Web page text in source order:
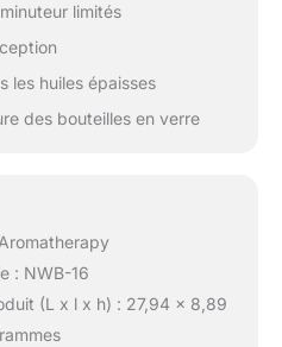
limités
les huiles épaisses
des bouteilles en verre
: NWB-16
(L x l x h) : 27,94 x 8,89